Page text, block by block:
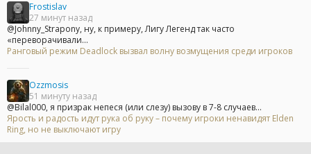
Frostislav
27 минут назад
@Johnny_Strapony, ну, к примеру, Лигу Легенд так часто
«переворачивали...
Ранговый режим Deadlock вызвал волну возмущения среди игроков
Ozzmosis
51 минуту назад
@Bilal000, я призрак непеся (или слезу) вызову в 7-8 случаев...
Ярость и радость идут рука об руку – почему игроки ненавидят Elden
Ring, но не выключают игру